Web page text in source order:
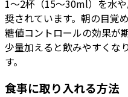
1〜2杯（15〜30ml）を水
奨されています。朝の目覚
糖値コントロールの効果が
少量加えると飲みやすくな
す。
食事に取り入れる方法